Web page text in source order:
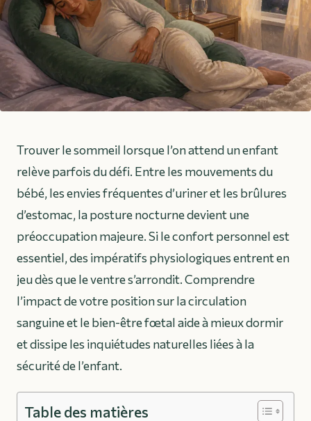
Trouver le sommeil lorsque l’on attend un enfant
relève parfois du défi. Entre les mouvements du
bébé, les envies fréquentes d’uriner et les brûlures
d’estomac, la posture nocturne devient une
préoccupation majeure. Si le confort personnel est
essentiel, des impératifs physiologiques entrent en
jeu dès que le ventre s’arrondit. Comprendre
l’impact de votre position sur la circulation
sanguine et le bien-être fœtal aide à mieux dormir
et dissipe les inquiétudes naturelles liées à la
sécurité de l’enfant.
Table des matières